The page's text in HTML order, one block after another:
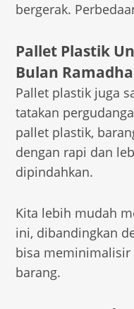
bergerak.
Pallet Plastik
Bulan
Pallet plastik juga
tatakan
pallet plastik,
dengan rapi dan
dipindahkan.
Kita lebih mudah
ini, dibandingkan
bisa
barang.